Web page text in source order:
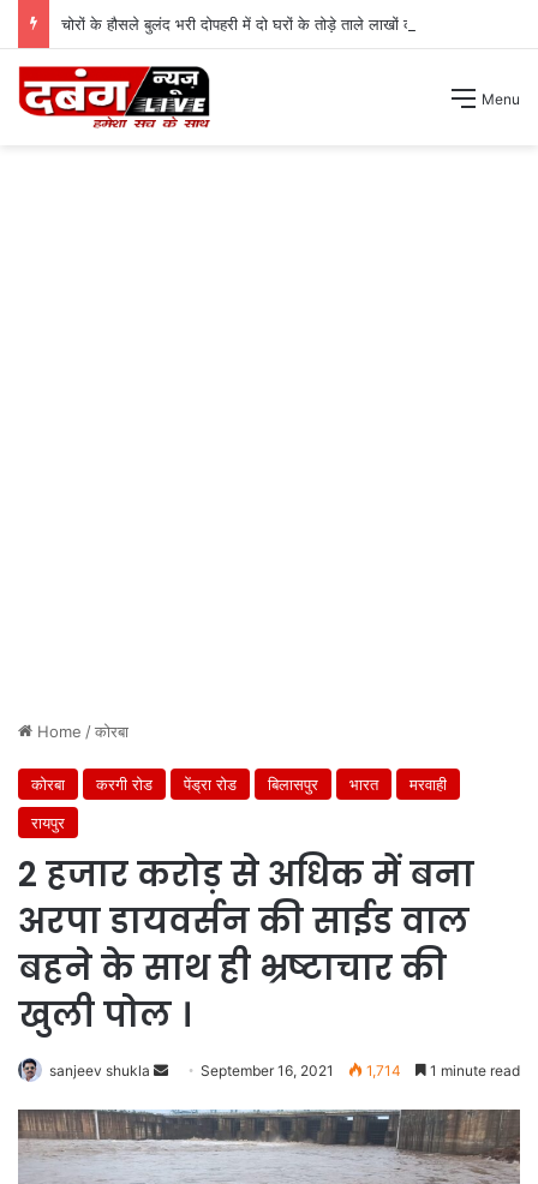
Menu
Home /कोरबा
कोरबा करगी रोड पेंड्रा रोड बिलासपुर भारत
मरवाही
रायपुर
2 हजार करोड़ से अधिक में बना
अरपा डायवर्सन की साईड वाल
बहने के साथ ही भ्रष्टाचार की
खुली पोल ।
sanjeev shukla
Send
email
September 16, 2021 1,714 1 minute read